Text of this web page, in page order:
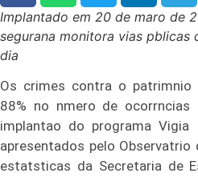
Implantado em 20 de maro de
segurana monitora vias pblicas
dia
Os crimes contra o
88% no nmero de
implantao do programa Vigia
apresentados pelo Observatrio
estatsticas da Secretaria de